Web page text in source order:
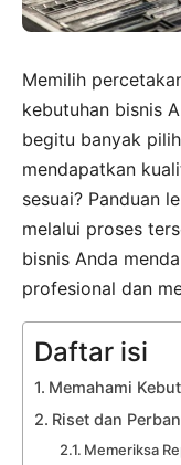
Memilih
kebutuhan bisnis
begitu banyak
mendapatkan
sesuai? Panduan
melalui proses
bisnis Anda
profesional dan
Daftar isi
Memahami
Riset dan
Memeriksa